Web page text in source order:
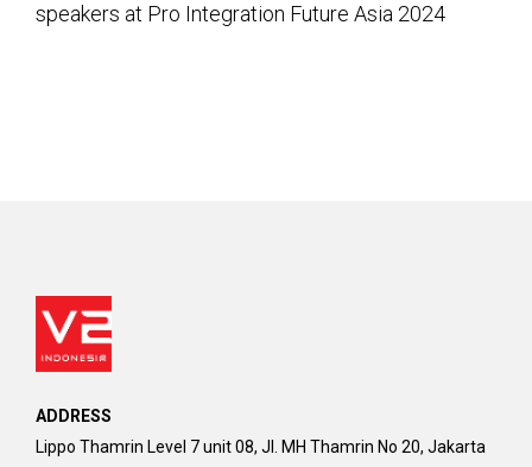
speakers at Pro Integration Future Asia 2024
ADDRESS
Lippo Thamrin Level 7 unit 08, Jl. MH Thamrin No 20, Jakarta